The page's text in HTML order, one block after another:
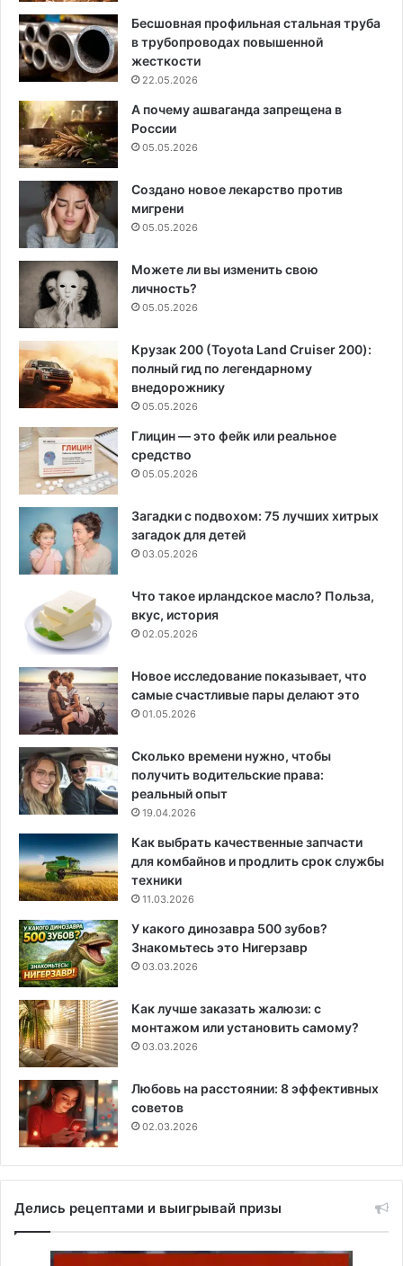
Бесшовная профильная стальная труба
в трубопроводах повышенной
жесткости
22.05.2026
А почему ашваганда запрещена в
России
05.05.2026
Создано новое лекарство против
мигрени
05.05.2026
Можете ли вы изменить свою
личность?
05.05.2026
Крузак 200 (Toyota Land Cruiser 200):
полный гид по легендарному
внедорожнику
05.05.2026
Глицин — это фейк или реальное
средство
05.05.2026
Загадки с подвохом: 75 лучших хитрых
загадок для детей
03.05.2026
Что такое ирландское масло? Польза,
вкус, история
02.05.2026
Новое исследование показывает, что
самые счастливые пары делают это
01.05.2026
Сколько времени нужно, чтобы
получить водительские права:
реальный опыт
19.04.2026
Как выбрать качественные запчасти
для комбайнов и продлить срок службы
техники
11.03.2026
У какого динозавра 500 зубов?
Знакомьтесь это Нигерзавр
03.03.2026
Как лучше заказать жалюзи: с
монтажом или установить самому?
03.03.2026
Любовь на расстоянии: 8 эффективных
советов
02.03.2026
Делись рецептами и выигрывай призы